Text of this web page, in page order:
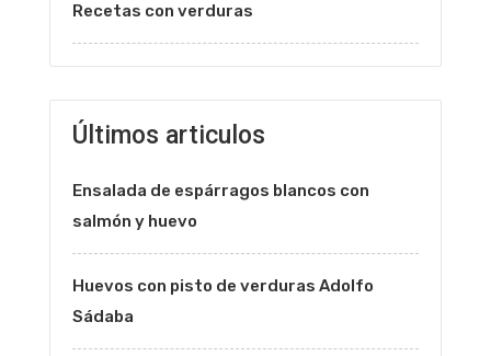
Recetas con verduras
Últimos articulos
Ensalada de espárragos blancos con
salmón y huevo
Huevos con pisto de verduras Adolfo
Sádaba